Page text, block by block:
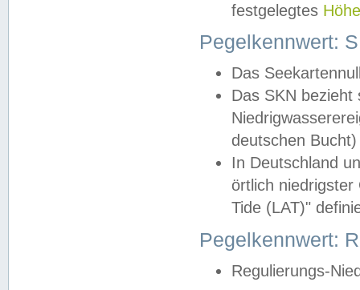
festgelegtes
Pegelkennwert:
Das
Das SKN
deutschen
In Deutschland
örtlich
Tide (LAT)"
Pegelkennwert:
Regulierungs-